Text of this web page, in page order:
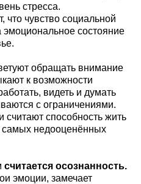
стресса.
что чувство социальной
состояние
обращать внимание
к возможности
видеть и думать
с ограничениями.
считают способность жить
недооценённых
считается осознанность.
эмоции, замечает